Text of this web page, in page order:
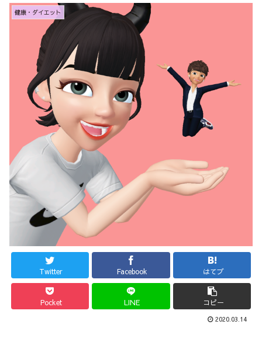
健康・ダイエット
Twitter Facebook はてブ
Pocket LINE コピー
2020.03.14